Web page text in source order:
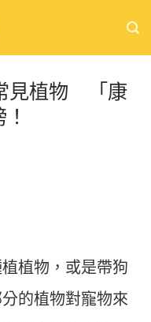
見植物 「康
植物，或是帶狗
的植物對寵物來